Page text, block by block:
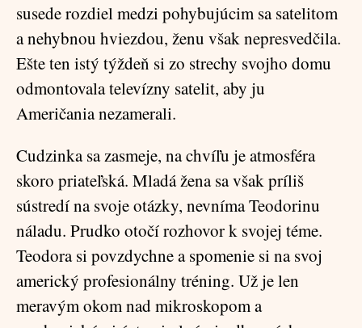
susede rozdiel medzi pohybujúcim sa satelitom
a nehybnou hviezdou, ženu však nepresvedčila.
Ešte ten istý týždeň si zo strechy svojho domu
odmontovala televízny satelit, aby ju
Američania nezamerali.
Cudzinka sa zasmeje, na chvíľu je atmosféra
skoro priateľská. Mladá žena sa však príliš
sústredí na svoje otázky, nevníma Teodorinu
náladu. Prudko otočí rozhovor k svojej téme.
Teodora si povzdychne a spomenie si na svoj
americký profesionálny tréning. Už je len
meravým okom nad mikroskopom a